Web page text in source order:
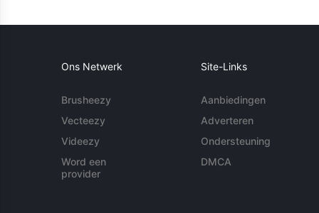
Ons Netwerk
Brusheezy
Vecteezy
Videezy
Word een
provider
Site-Links
Aanbiedingen
Adverteren
Ondersteuning
DMCA